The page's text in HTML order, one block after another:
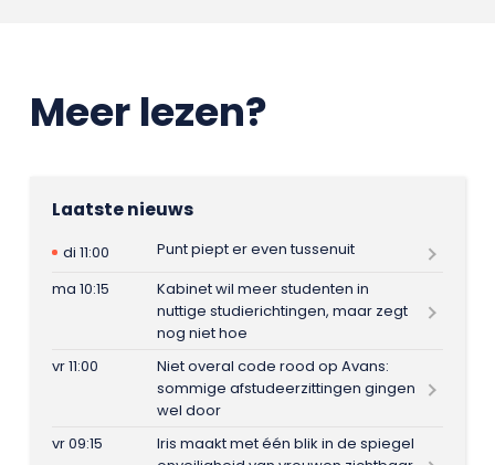
Meer lezen?
Laatste nieuws
di 11:00
Punt piept er even tussenuit
ma 10:15
Kabinet wil meer studenten in
nuttige studierichtingen, maar zegt
nog niet hoe
vr 11:00
Niet overal code rood op Avans:
sommige afstudeerzittingen gingen
wel door
vr 09:15
Iris maakt met één blik in de spiegel